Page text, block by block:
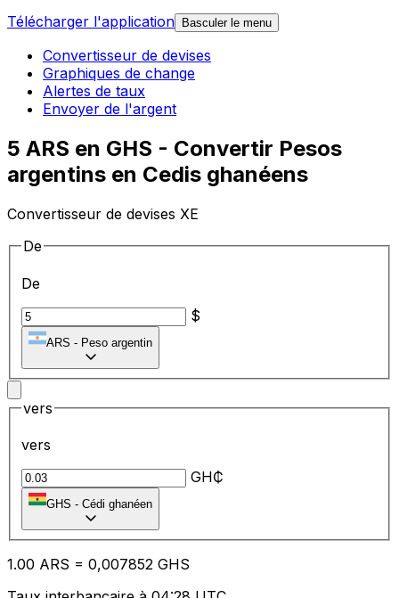
Télécharger l'application
Basculer le menu
Convertisseur de devises
Graphiques de change
Alertes de taux
Envoyer de l'argent
5 ARS en GHS - Convertir Pesos
argentins en Cedis ghanéens
Convertisseur de devises XE
De
De
$
ARS - Peso argentin
vers
vers
GH₵
GHS - Cédi ghanéen
1.00 ARS = 0,007852 GHS